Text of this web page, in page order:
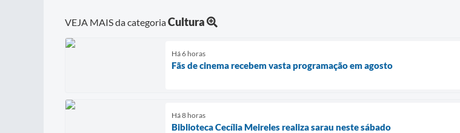
VEJA MAIS da categoriaCultura
Há 6 horas
Fãs de cinema recebem vasta programação em agosto
Há 8 horas
Biblioteca Cecília Meireles realiza sarau neste sábado